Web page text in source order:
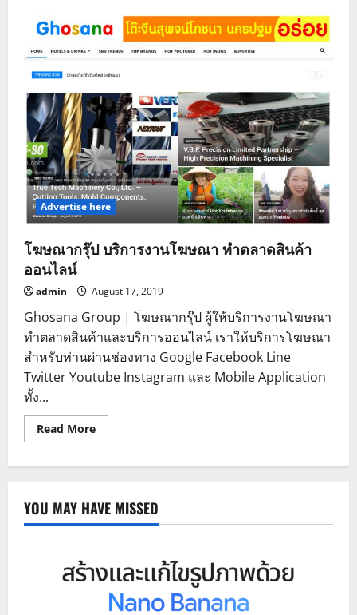
Advertise here
โฆษณากรุ๊ป บริการงานโฆษณา ทำตลาดสินค้า
ออนไลน์
admin August 17, 2019
Ghosana Group | โฆษณากรุ๊ป ผู้ให้บริการงานโฆษณา
ทำตลาดสินค้าและบริการออนไลน์ เราให้บริการโฆษณา
สำหรับท่านผ่านช่องทาง Google Facebook Line
Twitter Youtube Instagram และ Mobile Application
ทั้ง...
Read MoreRead
more
โฆษณา
ทำ
ตลาด
YOU MAY HAVE MISSED